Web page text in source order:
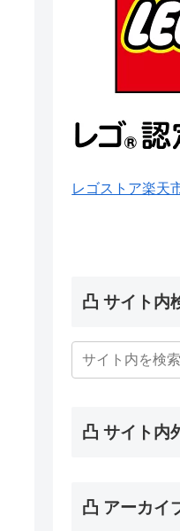
レゴストア楽天
凸 サイト内
凸 サイト内
凸 アーカイ